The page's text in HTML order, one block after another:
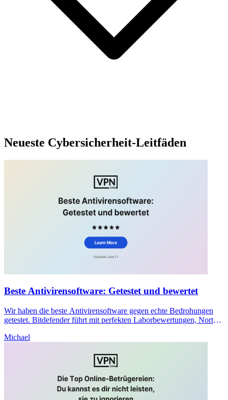
Neueste Cybersicherheit-Leitfäden
Beste Antivirensoftware: Getestet und bewertet
Wir haben die beste Antivirensoftware gegen echte Bedrohungen
getestet. Bitdefender führt mit perfekten Laborbewertungen, Norton
Match.
Michael